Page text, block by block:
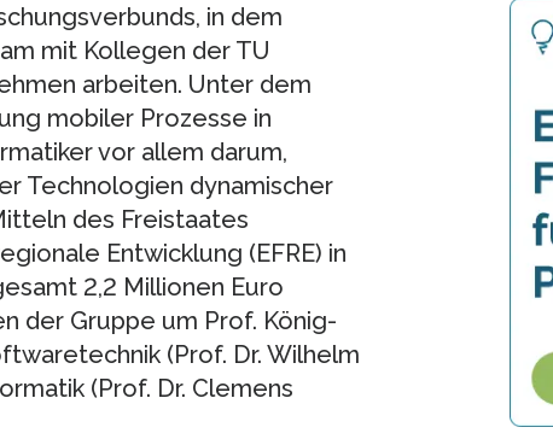
in dem
mit Kollegen der TU
arbeiten. Unter dem
mobiler Prozesse in
vor allem darum,
Technologien dynamischer
des Freistaates
Entwicklung (EFRE) in
2,2 Millionen Euro
der Gruppe um Prof. König-
(Prof. Dr. Wilhelm
(Prof. Dr. Clemens